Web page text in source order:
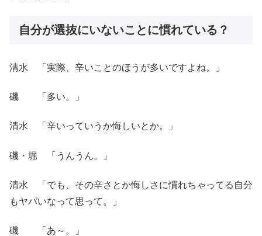
自分が選抜にいないことに慣れている？
清水 「実際、辛いことのほうが多いですよね。」
磯 「多い。」
清水 「辛いっていうか悔しいとか。」
磯・堀 「うんうん。」
清水 「でも、その辛さとか悔しさに慣れちゃってる自分
もヤバいなって思って。」
磯 「あ～。」